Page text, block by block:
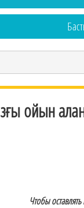
ойын
Чтобы